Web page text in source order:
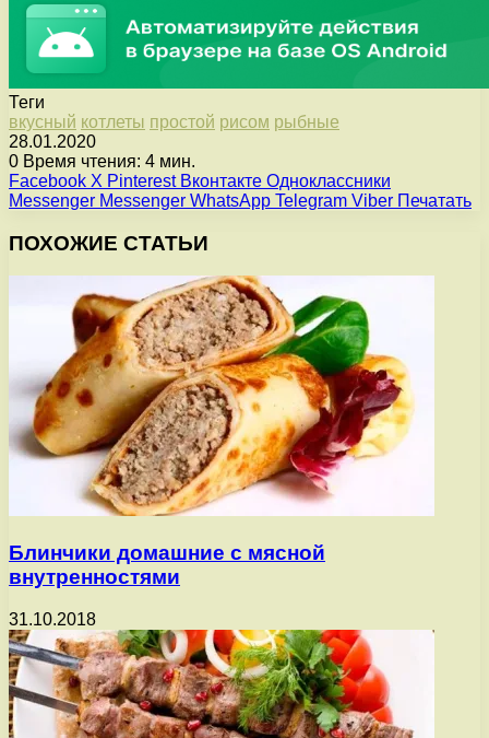
Теги
вкусный котлеты простой рисом рыбные
28.01.2020
0 Время чтения: 4 мин.
Facebook X Pinterest Вконтакте Одноклассники
Messenger Messenger WhatsApp Telegram Viber Печатать
ПОХОЖИЕ СТАТЬИ
Блинчики домашние с мясной
внутренностями
31.10.2018